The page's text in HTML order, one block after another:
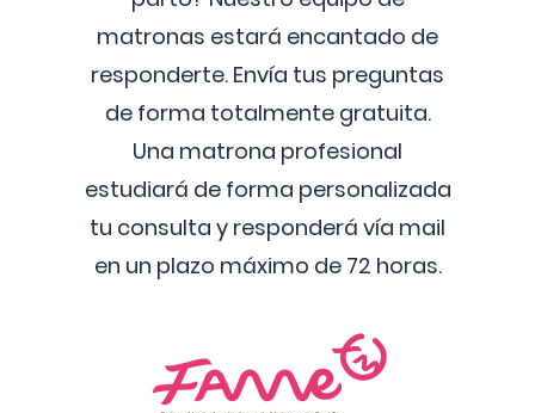
matronas estará encantado de
responderte. Envía tus preguntas
de forma totalmente gratuita.
Una matrona profesional
estudiará de forma personalizada
tu consulta y responderá vía mail
en un plazo máximo de 72 horas.